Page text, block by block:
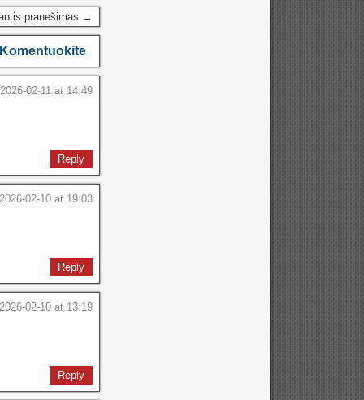
pranešimas →
Komentuokite
2026-02-11 at 14:49
Reply
2026-02-10 at 19:03
Reply
2026-02-10 at 13:19
Reply